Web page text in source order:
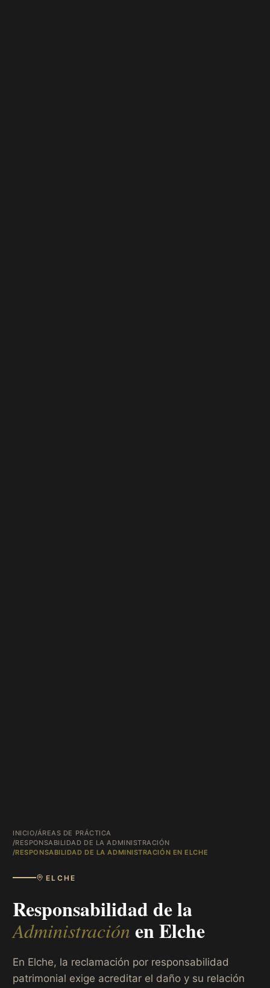
INICIO/ÁREAS DE PRÁCTICA
/RESPONSABILIDAD DE LA ADMINISTRACIÓN
/RESPONSABILIDAD DE LA ADMINISTRACIÓN EN ELCHE
ELCHE
Responsabilidad de la
Administración enElche
En Elche, la reclamación por responsabilidad
patrimonial exige acreditar el daño y su relación